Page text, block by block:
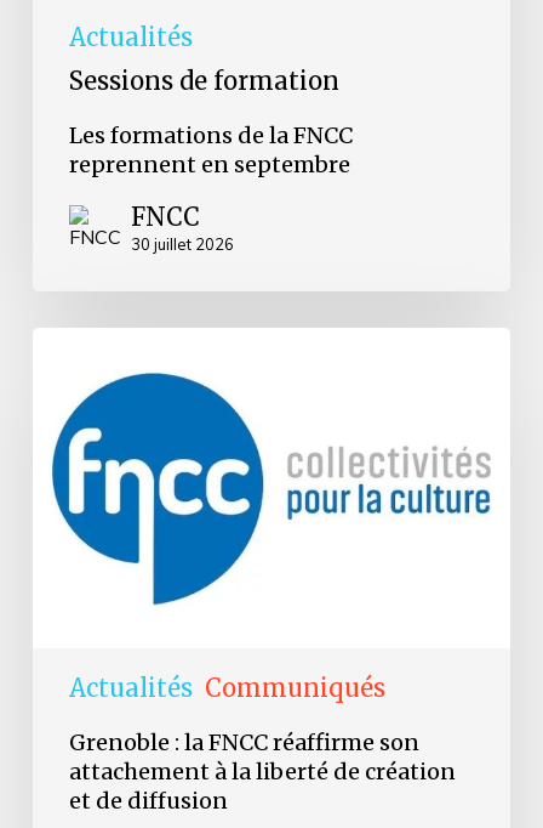
Actualités
Sessions de formation
Les formations de la FNCC
reprennent en septembre
FNCC
30 juillet 2026
Actualités Communiqués
FNCC
réaffirme
son
attachement
diffusion
Grenoble : la FNCC réaffirme son
attachement à la liberté de création
et de diffusion